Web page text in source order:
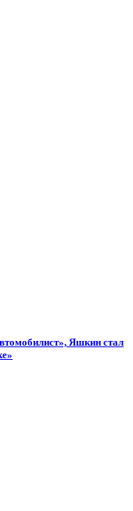
Яшкин стал